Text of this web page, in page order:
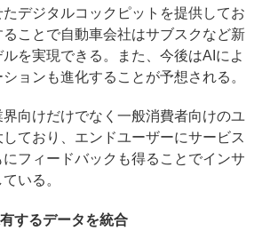
デジタルコックピットを提供してお
ることで自動車会社はサブスクなど新
を実現できる。また、今後はAIによ
ョンも進化することが予想される。
向けだけでなく一般消費者向けのユ
ており、エンドユーザーにサービス
フィードバックも得ることでインサ
いる。
するデータを統合